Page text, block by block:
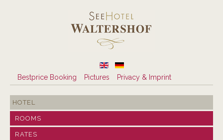
Bestprice Booking Pictures Privacy & Imprint
HOTEL
ROOMS
RATES